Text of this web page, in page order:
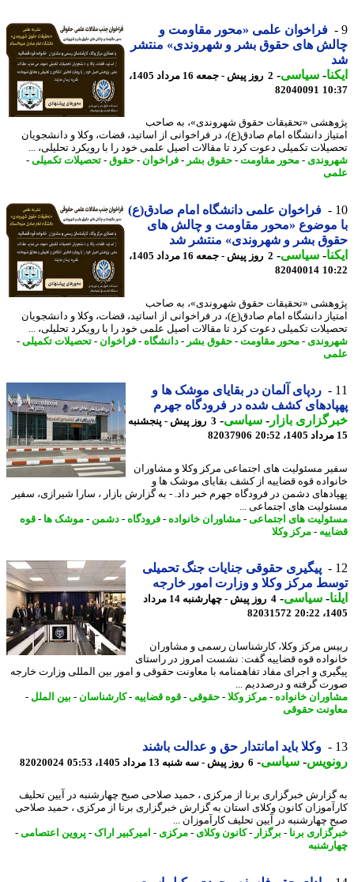
فراخوان علمی «محور مقاومت و
های حقوق بشر و شهروندی» منتشر
-سیاسی-
2 روز پیش - جمعه 16 مرداد 1405،
82040091
«تحقیقات حقوق شهروندی»، به صاحب
دانشگاه امام صادق(ع)، در فراخوانی از اساتید، قضات، وکلا و دانشجویان
تکمیلی دعوت کرد تا مقالات اصیل علمی خود را با رویکرد تحلیلی، ...
-محور مقاومت-حقوق بشر -فراخوان- حقوق-تحصیلات تکمیلی-
فراخوان علمی دانشگاه امام صادق(ع)
موضوع «محور مقاومت و چالش های
بشر و شهروندی» منتشر شد
-سیاسی-
2 روز پیش - جمعه 16 مرداد 1405،
82040014
«تحقیقات حقوق شهروندی»، به صاحب
دانشگاه امام صادق(ع)، در فراخوانی از اساتید، قضات، وکلا و دانشجویان
تکمیلی دعوت کرد تا مقالات اصیل علمی خود را با رویکرد تحلیلی، ...
-محور مقاومت-حقوق بشر -دانشگاه-فراخوان- تحصیلات تکمیلی-
ردپای آلمان در بقایای موشک ها و
کشف شده در فرودگاه جهرم
بازار- سیاسی-
3 روز پیش - پنجشنبه
82037906
مسئولیت های اجتماعی مرکز وکلا و مشاوران
قوه قضاییه از کشف بقایای موشک ها و
دشمن در فرودگاه جهرم خبر داد. - به گزارش بازار ، سارا شیرازی، سفیر
های اجتماعی ...
های اجتماعی-مشاوران خانواده- فرودگاه-دشمن-موشک ها- قوه
-مرکز وکلا
پیگیری حقوقی جنایات جنگ تحمیلی
مرکز وکلا و وزارت امور خارجه
-سیاسی-
4 روز پیش - چهارشنبه 14 مرداد
82031572
مرکز وکلا، کارشناسان رسمی و مشاوران
قوه قضاییه گفت: نشست امروز در راستای
و اجرای مفاد تفاهمنامه با معاونت حقوقی و امور بین المللی وزارت خارجه
گرفته و درصددیم ...
خانواده- مرکز وکلا -حقوقی-قوه قضاییه-کارشناسان-بین الملل-
حقوقی
وکلا باید امانتدار حق و عدالت باشند
-سیاسی-6 روز پیش - سه شنبه 13 مرداد 1405، 05:53 82020024
خبرگزاری برنا از مرکزی ، حمید صلاحی صبح چهارشنبه در آیین تحلیف
کانون وکلای استان به گزارش خبرگزاری برنا از مرکزی ، حمید صلاحی
چهارشنبه در آیین تحلیف کارآموزان ...
برنا-برگزار - کانون وکلای-مرکزی - امیرکبیر اراک - پروین اعتصامی-